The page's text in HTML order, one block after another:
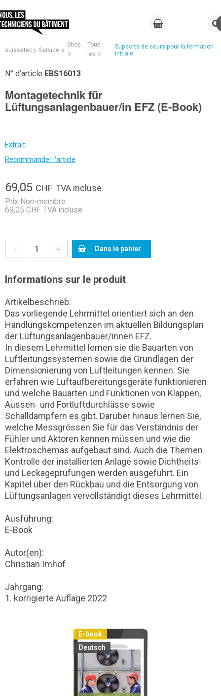
suissetec Service
Shop
Tous
les
Supports de cours pour la formation
initiale
N° d’article EBS16013
Montagetechnik für
Lüftungsanlagenbauer/in EFZ (E-Book)
Extrait
Recommander l'article
69,05 CHF TVA incluse
Prix Non-membre
69,05 CHF TVA incluse
- + Dans le panier
Informations sur le produit
Artikelbeschrieb:
Das vorliegende Lehrmittel orientiert sich an den
Handlungskompetenzen im aktuellen Bildungsplan
der Lüftungsanlagenbauer/innen EFZ.
In diesem Lehrmittel lernen sie die Bauarten von
Luftleitungssystemen sowie die Grundlagen der
Dimensionierung von Luftleitungen kennen. Sie
erfahren wie Luftaufbereitungsgeräte funktionieren
und welche Bauarten und Funktionen von Klappen,
Aussen- und Fortluftdurchlässe sowie
Schalldämpfern es gibt. Darüber hinaus lernen Sie,
welche Messgrössen Sie für das Verständnis der
Fühler und Aktoren kennen müssen und wie die
Elektroschemas aufgebaut sind. Auch die Themen
Kontrolle der installierten Anlage sowie Dichtheits-
und Leckageprüfungen werden ausgeführt. Ein
Kapitel über den Rückbau und die Entsorgung von
Lüftungsanlagen vervollständigt dieses Lehrmittel.
Ausführung:
E-Book
Autor(en):
Christian Imhof
Jahrgang:
1. korrigierte Auflage 2022
E-book
Deutsch